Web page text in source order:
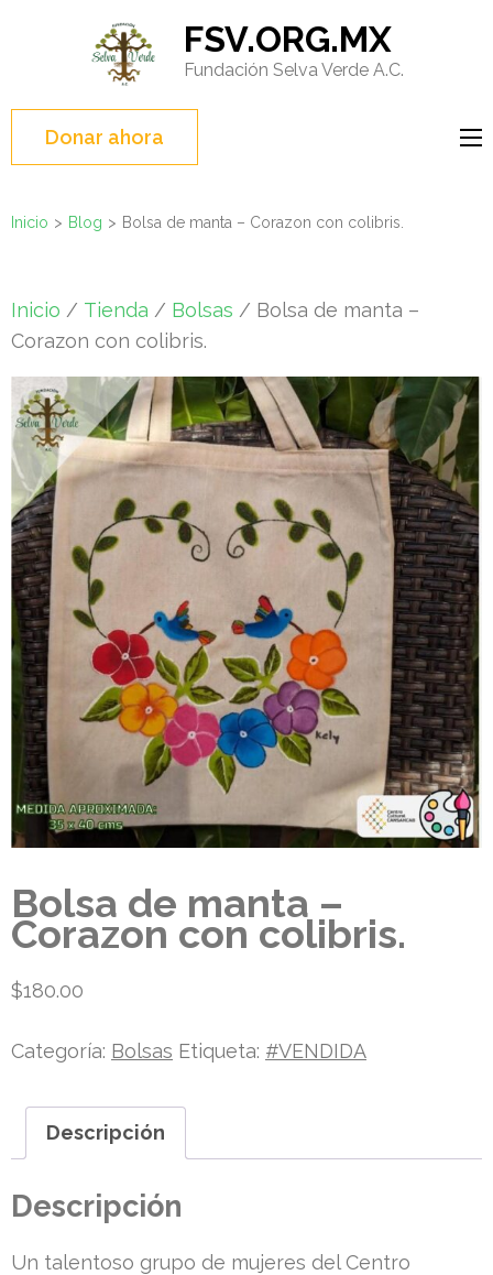
(presione
Entrar)
FSV.ORG.MX
Fundación Selva Verde A.C.
Donar ahora
Inicio > Blog > Bolsa de manta – Corazon con colibris.
Inicio / Tienda / Bolsas / Bolsa de manta –
Corazon con colibris.
Bolsa de manta –
Corazon con colibris.
$180.00
Categoría: Bolsas Etiqueta: #VENDIDA
Descripción
Descripción
Un talentoso grupo de mujeres delCentro